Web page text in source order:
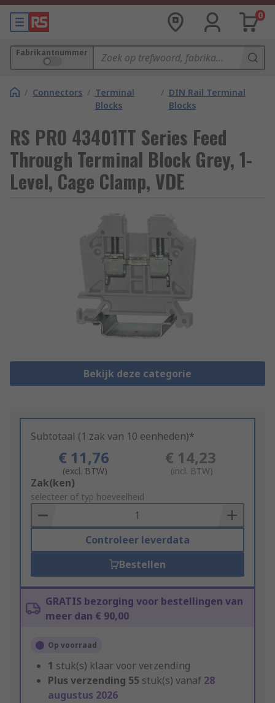
0
Fabrikantnummer
/ Connectors / Terminal
Blocks
/ DIN Rail Terminal
Blocks
RS PRO 43401TT Series Feed
Through Terminal Block Grey, 1-
Level, Cage Clamp, VDE
Bekijk deze categorie
Subtotaal (1 zak van 10 eenheden)*
€ 11,76
(excl. BTW)
€ 14,23
(incl. BTW)
Add
to
Basket
Zak(ken)
selecteer of typ hoeveelheid
Controleer leverdata
Bestellen
GRATIS bezorging voor bestellingen van
meer dan € 90,00
Op voorraad
1 stuk(s) klaar voor verzending
Plus verzending 55 stuk(s) vanaf 28
augustus 2026